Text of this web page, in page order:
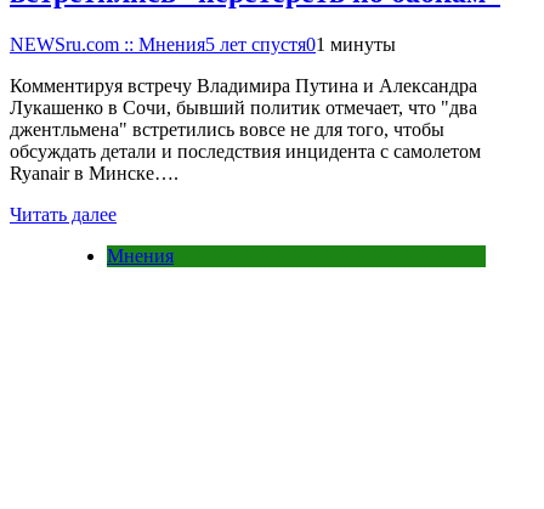
NEWSru.com :: Мнения5 лет спустя01 минуты
Комментируя встречу Владимира Путина и Александра
Лукашенко в Сочи, бывший политик отмечает, что "два
джентльмена" встретились вовсе не для того, чтобы
обсуждать детали и последствия инцидента с самолетом
Ryanair в Минске….
Читать далее
Мнения